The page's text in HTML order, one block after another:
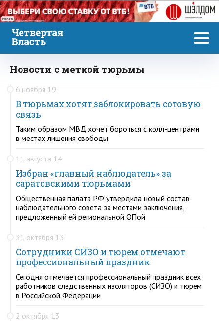
Реклама
Новости с меткой тюрьмы
6 ноября 19
В тюрьмах хотят заблокировать сотовую
связь
Таким образом МВД хочет бороться с колл-центрами
в местах лишения свободы
11 августа 14
Избран «главный наблюдатель» за
саратовскими тюрьмами
Общественная палата РФ утвердила новый состав
наблюдательного совета за местами заключения,
предложенный ей региональной ОПой
31 октября 13
Сотрудники СИЗО и тюрем отмечают
профессиональный праздник
Сегодня отмечается профессиональный праздник всех
работников следственных изоляторов (СИЗО) и тюрем
в Российской Федерации
2 октября 13